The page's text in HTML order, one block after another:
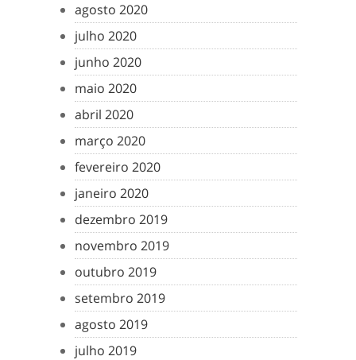
agosto 2020
julho 2020
junho 2020
maio 2020
abril 2020
março 2020
fevereiro 2020
janeiro 2020
dezembro 2019
novembro 2019
outubro 2019
setembro 2019
agosto 2019
julho 2019